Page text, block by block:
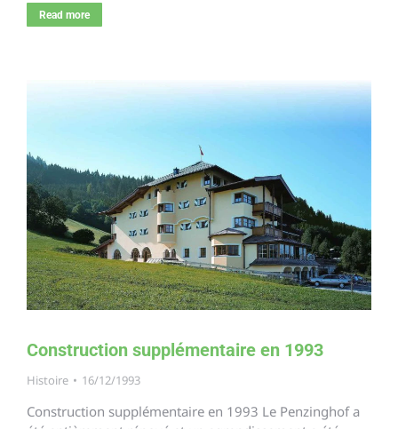
Read more
Construction supplémentaire en 1993
Histoire 16/12/1993
Construction supplémentaire en 1993 Le Penzinghof a